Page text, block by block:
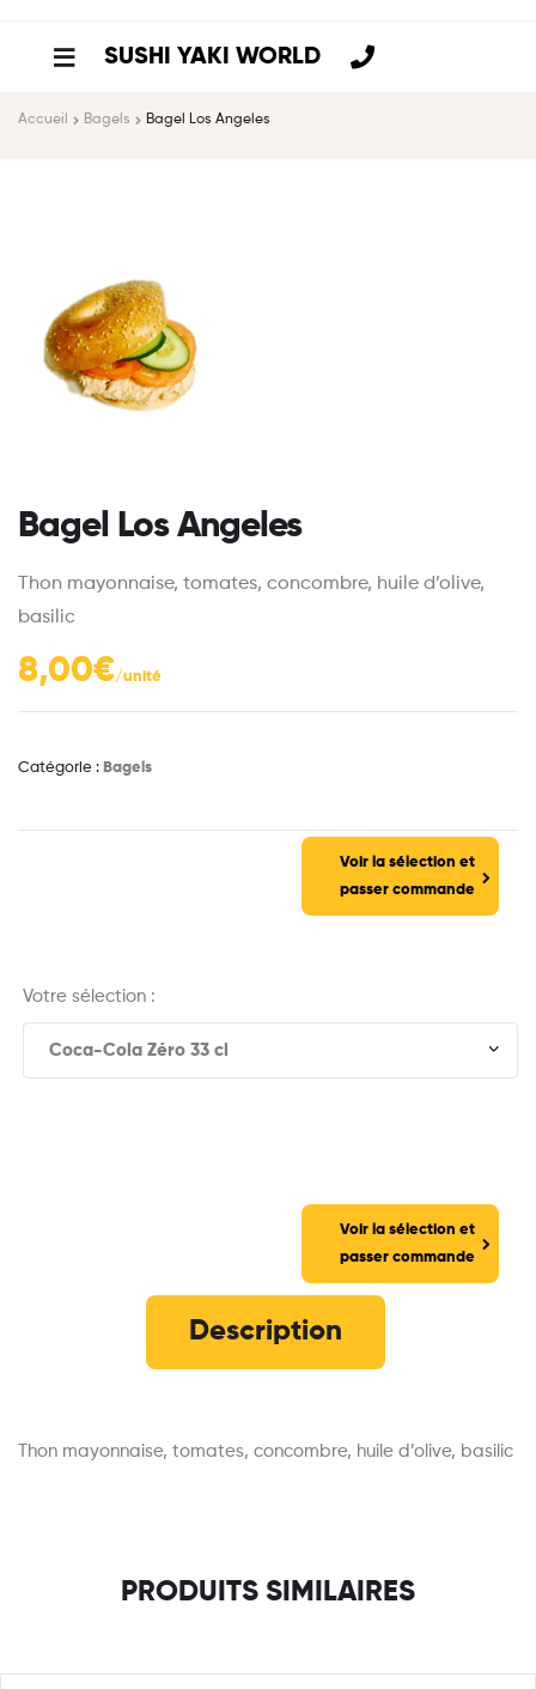
SUSHI YAKI WORLD
Accueil Bagels Bagel Los Angeles
Bagel Los Angeles
Thon mayonnaise, tomates, concombre, huile d’olive,
basilic
8,00€
Catégorie : Bagels
Voir la sélection et
passer commande
Votre sélection :
Voir la sélection et
passer commande
Description
Thon mayonnaise, tomates, concombre, huile d’olive, basilic
PRODUITS SIMILAIRES